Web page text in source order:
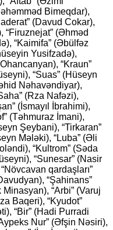
Bimeqdar),
(Davud Cokar),
“Firuznejat” (Əhməd
“Kaimifa” (Əbülfəz
Yusifzadə),
“Kraun”
“Suas” (Hüseyn
Nəhavəndiyar),
(Rza Nafəzi),
(İsmayıl İbrahimi),
(Təhmuraz İmani),
Şeybani), “Tirkaran”
Mələki), “Luba” (Əli
“Kultrom” (Səda
“Sunesar” (Nasir
qardaşları”
“Şahinans”
“Arbi” (Varuj
Baqeri), “Kyudot”
“Bir” (Hadi Purradi
Nur” (Əfşin Nəsiri),